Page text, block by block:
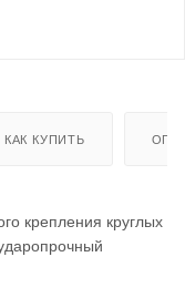
КАК КУПИТЬ
крепления круглых